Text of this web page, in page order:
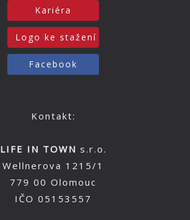
Kariéra
Logo ke stažení
Facebook
Kontakt:
LIFE IN TOWN s.r.o.
Wellnerova 1215/1
779 00 Olomouc
IČO 05153557